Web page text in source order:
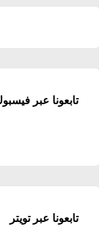
تابعونا عبر
تابعونا عبر تويتر